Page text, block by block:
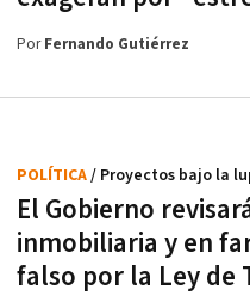
PorFernando Gutiérrez
El Gobierno
inmobiliaria y en
falso por la Ley de
POLÍTICA/ Proyectos bajo la